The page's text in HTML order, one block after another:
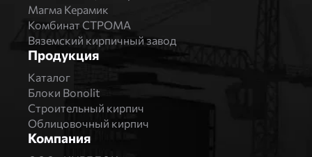
Магма Керамик
Комбинат СТРОМА
Вяземский кирпичный завод
Продукция
Каталог
Блоки Bonolit
Строительный кирпич
Облицовочный кирпич
Компания